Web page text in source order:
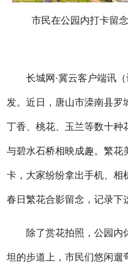
市民在公园内打卡留念
长城网·冀云客户端讯（
发。近日，唐山市滦南县罗
丁香、桃花、玉兰等数十种
与碧水石桥相映成趣。繁花
卡，大家纷纷拿出手机、相
春日繁花合影留念，记录下
除了赏花拍照，公园内
坦的步道上，市民们悠闲遛